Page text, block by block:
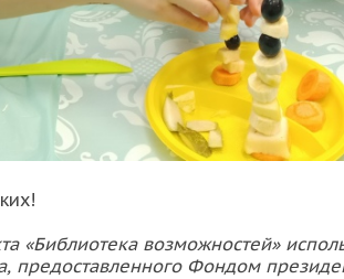
«Библиотека возможностей»
предоставленного Фондом